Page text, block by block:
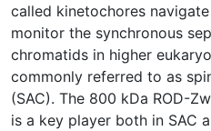
called kinetochores
monitor the synchronous
chromatids in higher
commonly referred to as
(SAC). The 800 kDa ROD-
is a key player both in SAC